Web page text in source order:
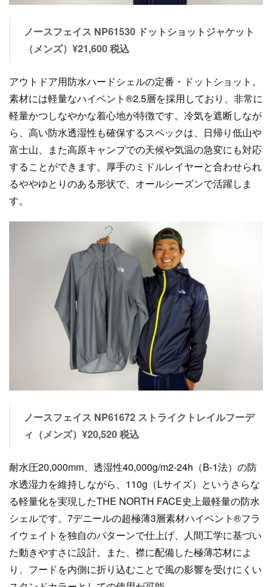
ノースフェイス NP61530 ドットショットジャケット
（メンズ）¥21,600 税込
アウトドア用防水ハードシェルの定番・ドットショット。
素材には軽量なハイベント®2.5層を採用しており、非常に
軽量かつしなやかな着心地が特徴です。冷気を遮断しなが
ら、高い防水透湿性も確保するスペックは、日帰り低山や
富士山、また高原キャンプでの天候や気温の急変にも対応
することができます。厚手のミドルレイヤーと合わせられ
るややゆとりのある形状で、オールシーズンで活躍しま
す。
ノースフェイス NP61672 ストライクトレイルフーデ
ィ（メンズ）¥20,520 税込
耐水圧20,000mm、透湿性40,000g/m2-24h（B-1法）の防
水透湿力を維持しながら、110g（Lサイズ）というさらな
る軽量化を実現したTHE NORTH FACE史上最軽量の防水
シェルです。7デニールの超極薄3層素材ハイベント®フラ
イウェイトを独自のパターンで仕上げ、人間工学に基づい
た動きやすさに設計。また、襟に配備した極薄芯材によ
り、フードを内側に折り込むことで風の影響を受けにくい